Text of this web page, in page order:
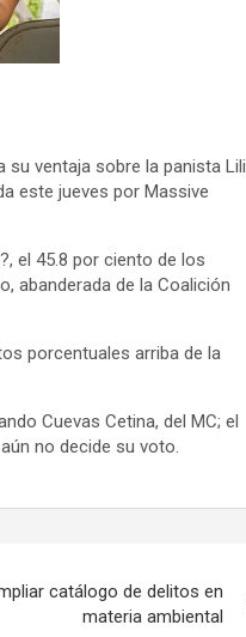
su ventaja sobre la panista Lili
este jueves por Massive
el 45.8 por ciento de los
abanderada de la Coalición
porcentuales arriba de la
Cuevas Cetina, del MC; el
no decide su voto.
catálogo de delitos en
materia ambiental